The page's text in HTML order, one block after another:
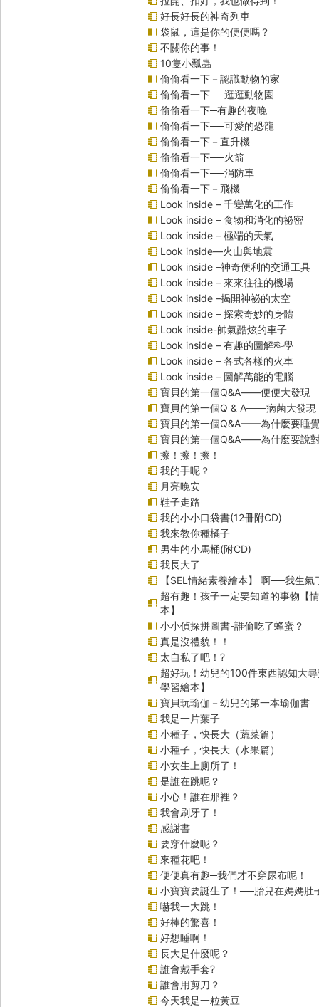
好長好長的神奇列車
袋鼠，這是你的便便嗎？
不關你的事！
10隻小瓢蟲
偷偷看一下－認識動物的家
偷偷看一下──逛逛動物園
偷偷看一下─有趣的夜晚
偷偷看一下──可愛的恐龍
偷偷看一下－直升機
偷偷看一下──火箭
偷偷看一下──消防車
偷偷看一下－飛機
Look inside – 千變萬化的工作
Look inside – 食物和消化的祕密
Look inside – 極端的天氣
Look inside—火山與地震
Look inside –神奇便利的交通工具
Look inside – 來來往往的機場
Look inside –揭開神祕的太空
Look inside – 探索奇妙的身體
Look inside-帥氣酷炫的車子
Look inside – 有趣的圖解科學
Look inside – 各式各樣的火車
Look inside – 圖解萬能的電腦
寶貝的第一個Q&A――便便大發現
寶貝的第一個Q & A――病菌大發現
寶貝的第一個Q&A——為什麼要睡
寶貝的第一個Q&A――為什麼要說
擦！擦！擦！
我的手呢？
月亮晚安
鞋子走路
我的小小口袋書(12冊附CD)
我來教你種橘子
男生的小馬桶(附CD)
我長大了
【SEL情緒素養繪本】 啊──我生氣
超有趣！孩子一定要知道的事物【
本】
小小偵探拼圖書-誰偷吃了蜂蜜？
真是沒禮貌！！
太自私了吧！?
超好玩！幼兒的100件東西認知大
學習繪本】
寶貝玩瑜伽－幼兒的第一本瑜伽書
我是一片葉子
小種子，快長大（蔬菜篇）
小種子，快長大（水果篇）
小女生上廁所了！
是誰在跳呢？
小心！誰在那裡？
我會刷牙了！
感謝書
要穿什麼呢？
來種花吧！
便便真有趣─我們才不穿尿布呢！
小寶寶要誕生了！──胎兒在媽媽肚
嚇我一大跳！
好棒的驚喜！
好想睡啊！
長大是什麼呢？
誰會戴手套?
誰會用剪刀？
今天我是一粒黃豆